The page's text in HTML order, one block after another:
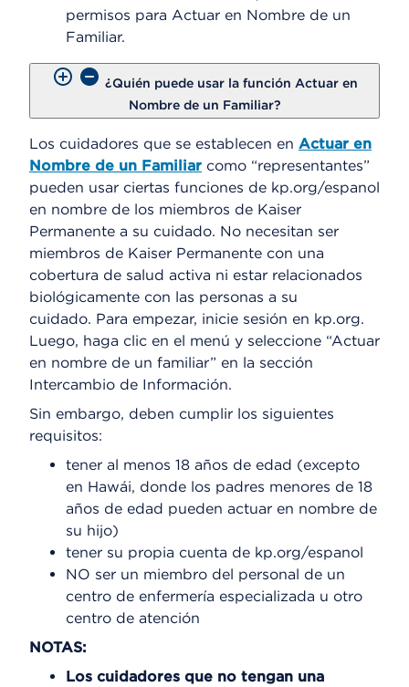
permisos para Actuar en Nombre de un
Familiar.
¿Quién puede usar la función Actuar en
Nombre de un Familiar?
Los cuidadores que se establecen en Actuar en
Nombre de un Familiar como “representantes”
pueden usar ciertas funciones de kp.org/espanol
en nombre de los miembros de Kaiser
Permanente a su cuidado. No necesitan ser
miembros de Kaiser Permanente con una
cobertura de salud activa ni estar relacionados
biológicamente con las personas a su
cuidado. Para empezar, inicie sesión en kp.org.
Luego, haga clic en el menú y seleccione “Actuar
en nombre de un familiar” en la sección
Intercambio de Información.
Sin embargo, deben cumplir los siguientes
requisitos:
tener al menos 18 años de edad (excepto
en Hawái, donde los padres menores de 18
años de edad pueden actuar en nombre de
su hijo)
tener su propia cuenta de kp.org/espanol
NO ser un miembro del personal de un
centro de enfermería especializada u otro
centro de atención
NOTAS:
Los cuidadores que no tengan una